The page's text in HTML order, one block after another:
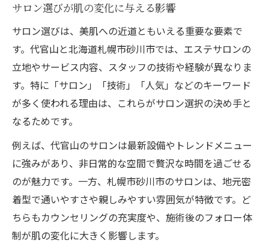
サロン選びが肌の変化に与える影響
サロン選びは、美肌への近道ともいえる重要な要素で
す。代官山と北海道札幌市砂川市では、エステサロンの
立地やサービス内容、スタッフの技術や経験が異なりま
す。特に「サロン」「技術」「人気」などのキーワード
が多く使われる理由は、これらがサロン選択の決め手と
なるためです。
例えば、代官山のサロンは最新設備やトレンドメニュー
に強みがあり、非日常的な空間で贅沢な時間を過ごせる
のが魅力です。一方、札幌市砂川市のサロンは、地元密
着型で通いやすさや親しみやすい雰囲気が特徴です。ど
ちらもカウンセリングの充実度や、施術後のフォロー体
制が肌の変化に大きく影響します。